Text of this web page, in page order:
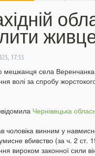
17:55
мешканця села
волі за спробу
Чернівецька
чоловіка винним у
вбивство (за ч. 2 ст.
вироком законної сили